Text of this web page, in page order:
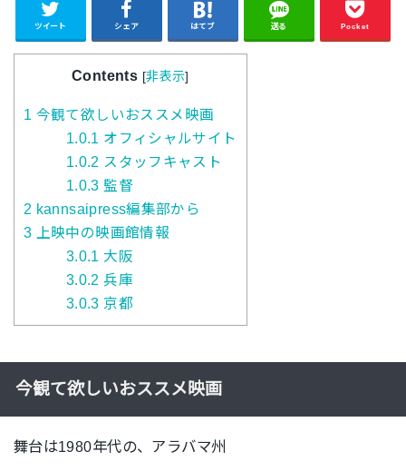
ツイート シェア はてブ 送る Pocket
Contents [非表示]
1 今観て欲しいおススメ映画
1.0.1 オフィシャルサイト
1.0.2 スタッフキャスト
1.0.3 監督
2 kannsaipress編集部から
3 上映中の映画館情報
3.0.1 大阪
3.0.2 兵庫
3.0.3 京都
今観て欲しいおススメ映画
舞台は1980年代の、アラバマ州